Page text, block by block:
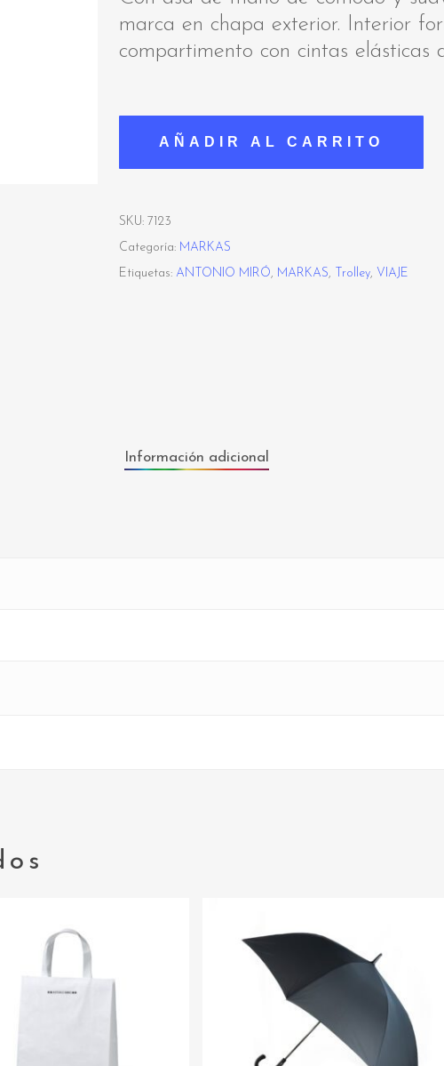
marca en chapa exterior. Interior
compartimento con cintas elásticas
AÑADIR AL CARRITO
SKU: 7123
Categoría: MARKAS
Etiquetas: ANTONIO MIRÓ, MARKAS, Trolley, VIAJE
Información adicional